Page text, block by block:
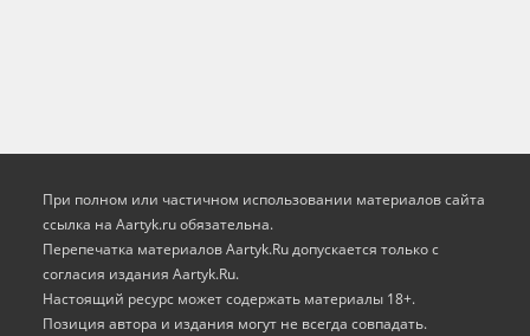
При полном или частичном использовании материалов сайта
ссылка на Aartyk.ru oбязательна.
Перепечатка материалов Aartyk.Ru допускается только с
согласия издания Aartyk.Ru.
Настоящий ресурс может содержать материалы 18+.
Позиция автора и издания могут не всегда совпадать.